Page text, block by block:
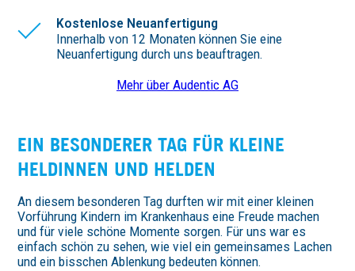
Kostenlose Neuanfertigung
Innerhalb von 12 Monaten können Sie eine
Neuanfertigung durch uns beauftragen.
Mehr über Audentic AG
EIN BESON­DERER TAG FÜR KLEINE
HELDINNEN UND HELDEN
An diesem besonderen Tag durften wir mit einer kleinen
Vorführung Kindern im Krankenhaus eine Freude machen
und für viele schöne Momente sorgen. Für uns war es
einfach schön zu sehen, wie viel ein gemeinsames Lachen
und ein bisschen Ablenkung bedeuten können.